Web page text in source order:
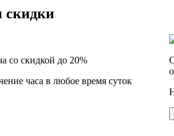
скидки
со скидкой до 20%
часа в любое время суток